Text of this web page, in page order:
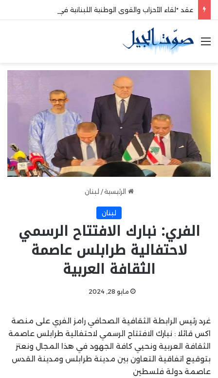
عقد *لقاء الأحزاب والقوى الوطنية اللبنانية في طرابلس
القائمة
الرئيسية / لبنان
لبنان
الفري: نبارك الافتتاح الرسمي
لاحتفالية طرابلس عاصمة
الثقافة العربية
مايو 28, 2024
غرد رئيس الرابطة الثقافية الصحافي رامز الفري على منصة
اكس قائلا : نبارك الافتتاح الرسمي لاحتفالية طرابلس عاصمة
الثقافة العربية ونحيي كافة الجهود في هذا المجال ونعتز
بتوقيع اتفاقية التعاون بين مدينة طرابلس ومدينة القدس
عاصمة دولة فلسطين